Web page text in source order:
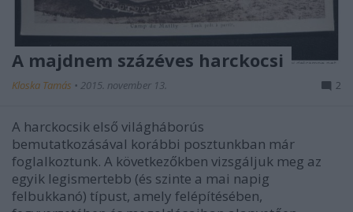
A majdnem százéves harckocsi
Kloska Tamás • 2015. november 13. 2
A harckocsik első világháborús
bemutatkozásával korábbi posztunkban már
foglalkoztunk. A következőkben vizsgáljuk meg az
egyik legismertebb (és szinte a mai napig
felbukkanó) típust, amely felépítésében,